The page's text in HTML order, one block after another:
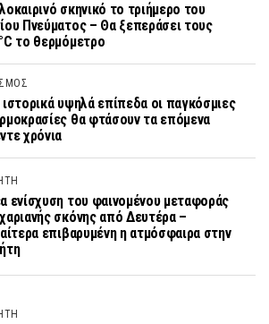
σκηνικό το τριήμερο του
Πνεύματος – Θα ξεπεράσει τους
το θερμόμετρο
υψηλά επίπεδα οι παγκόσμιες
θα φτάσουν τα επόμενα
χρόνια
ενίσχυση του φαινομένου μεταφοράς
σκόνης από Δευτέρα –
επιβαρυμένη η ατμόσφαιρα στην